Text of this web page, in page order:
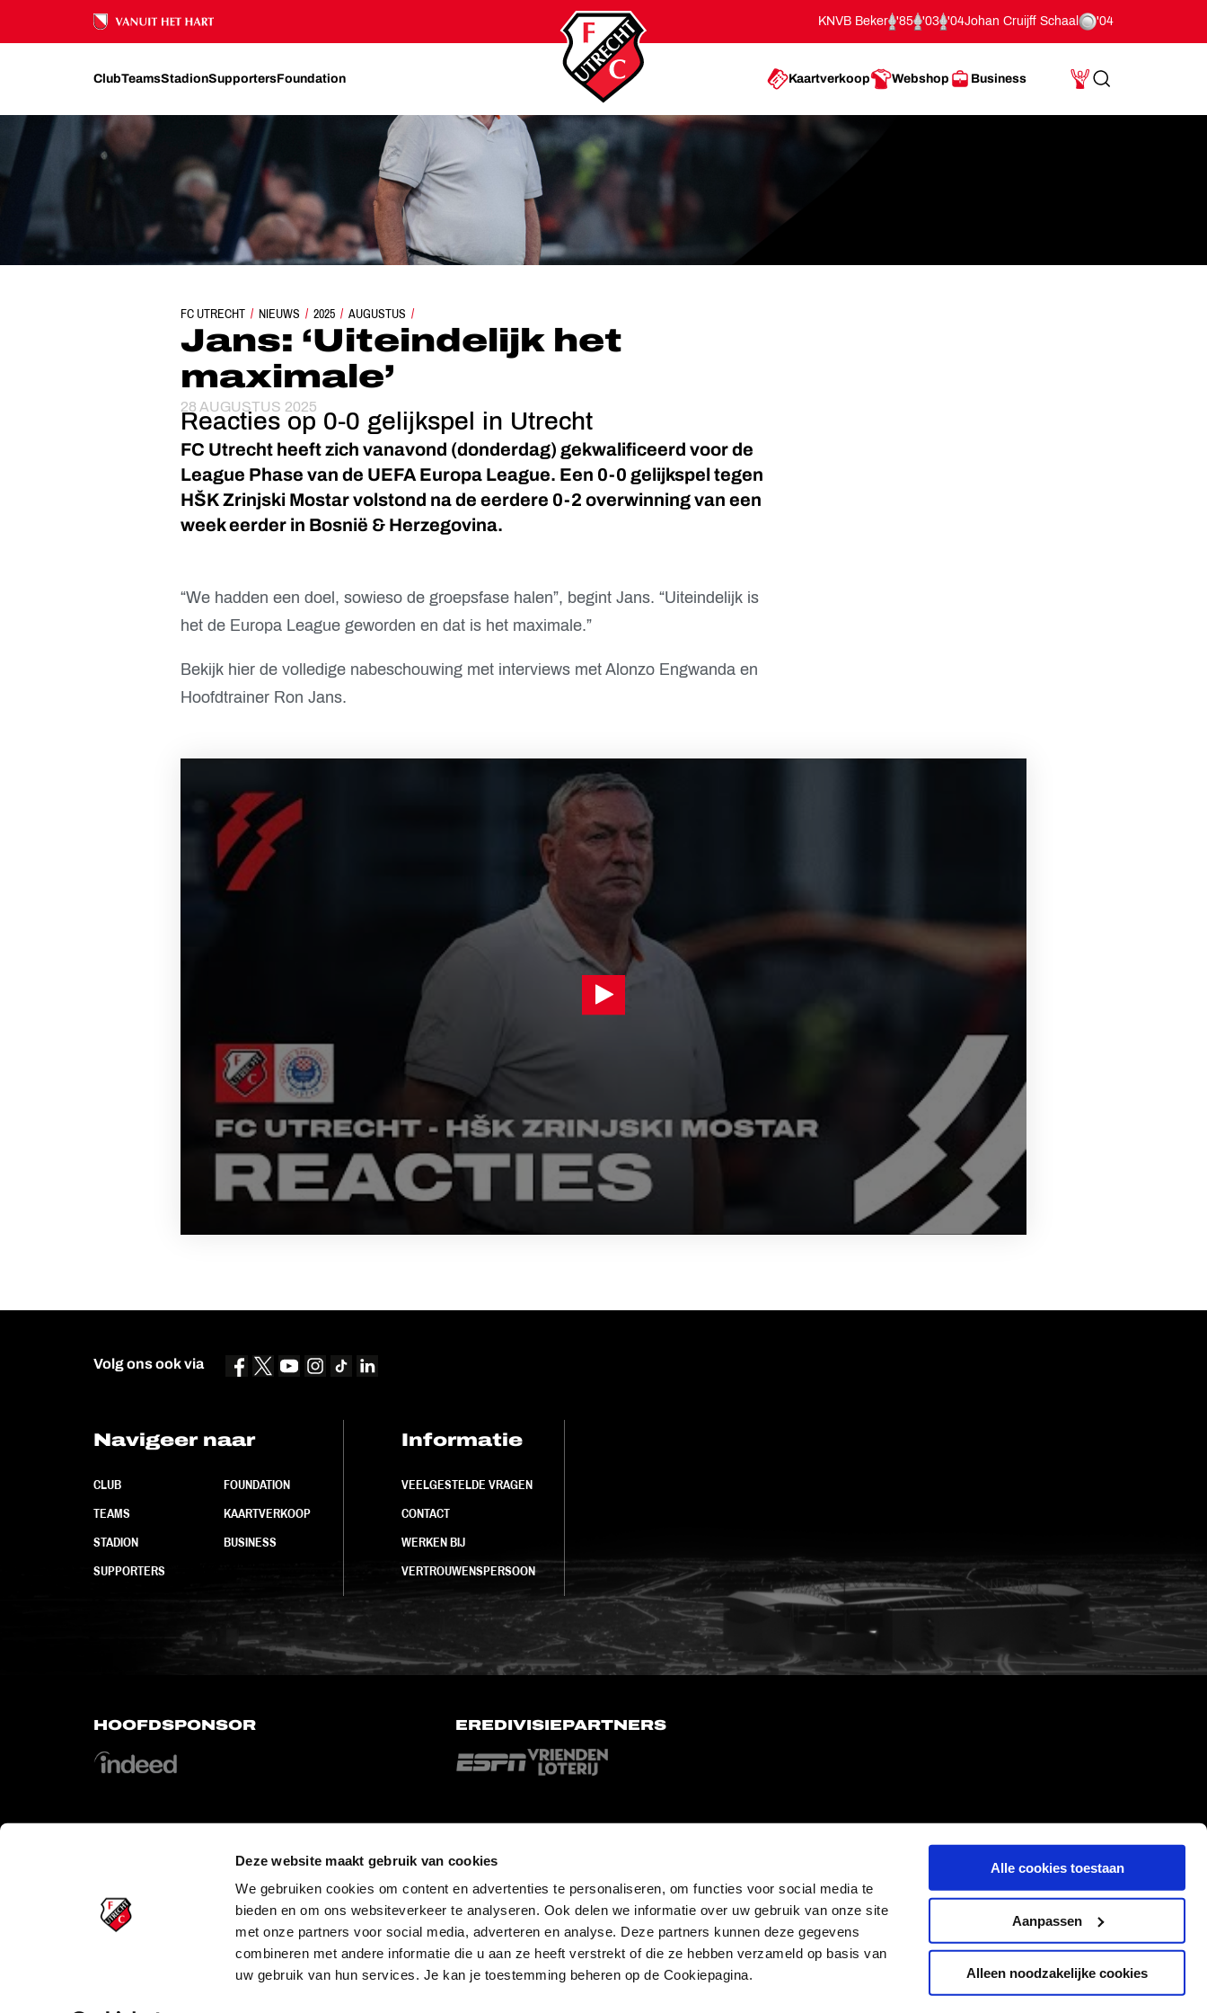
Deze website maakt gebruik van cookies
We gebruiken cookies om content en advertenties te personaliseren, om functies voor social media te
bieden en om ons websiteverkeer te analyseren. Ook delen we informatie over uw gebruik van onze site
met onze partners voor social media, adverteren en analyse. Deze partners kunnen deze gegevens
combineren met andere informatie die u aan ze heeft verstrekt of die ze hebben verzameld op basis van
uw gebruik van hun services. Je kan je toestemming beheren op de Cookiepagina.
Alle cookies toestaan
Aanpassen
Alleen noodzakelijke cookies
Ons nalatenschap
KNVB Beker '85 '03 '04Johan Cruijff Schaal '04
ClubTeamsStadionSupportersFoundation Kaartverkoop Webshop Business
Mijn Account
Search
FC UTRECHT NIEUWS 2025 AUGUSTUS
JANS: ‘UITEINDELIJK HET MAXIMALE’
Jans: ‘Uiteindelijk het
maximale’
28 AUGUSTUS 2025
Reacties op 0-0 gelijkspel in Utrecht
FC Utrecht heeft zich vanavond (donderdag) gekwalificeerd voor de
League Phase van de UEFA Europa League. Een 0-0 gelijkspel tegen
HŠK Zrinjski Mostar volstond na de eerdere 0-2 overwinning van een
week eerder in Bosnië & Herzegovina.
“We hadden een doel, sowieso de groepsfase halen”, begint Jans. “Uiteindelijk is
het de Europa League geworden en dat is het maximale.”
Bekijk hier de volledige nabeschouwing met interviews met Alonzo Engwanda en
Hoofdtrainer Ron Jans.
Volg ons ook via
Navigeer naar
CLUB
TEAMS
STADION
SUPPORTERS
FOUNDATION
KAARTVERKOOP
BUSINESS
Informatie
VEELGESTELDE VRAGEN
CONTACT
WERKEN BIJ
VERTROUWENSPERSOON
HOOFDSPONSOR EREDIVISIEPARTNERS
OFFICIAL PARTNERS